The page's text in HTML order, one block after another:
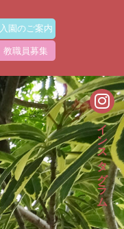
入園のご案内
教職員募集
インスタグラム